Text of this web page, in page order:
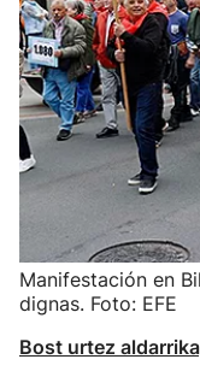
Manifestación en
dignas. Foto: EFE
Bost urtez